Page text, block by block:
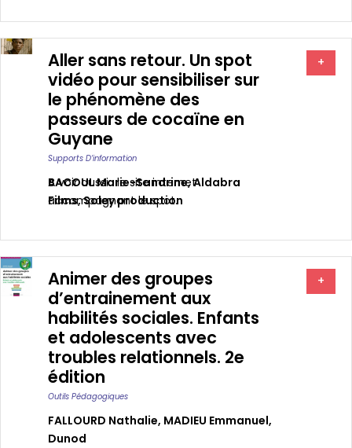
Aller sans retour. Un spot
vidéo pour sensibiliser sur
le phénomène des
passeurs de cocaïne en
Guyane
Supports D’information
BACOUL Marie-Sandrine,Aldabra
Films,Soley production
A voir aussi : le site internet
accompagnant le spot.
+
Animer des groupes
d’entrainement aux
habilités sociales. Enfants
et adolescents avec
troubles relationnels. 2e
édition
Outils Pédagogiques
FALLOURD Nathalie, MADIEU Emmanuel,
Dunod
+